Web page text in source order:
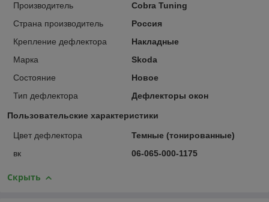
Производитель
Cobra Tuning
Страна производитель
Россия
Крепление дефлектора
Накладные
Марка
Skoda
Состояние
Новое
Тип дефлектора
Дефлекторы окон
Пользовательские характеристики
Цвет дефлектора
Темные (тонированные)
вк
06-065-000-1175
Скрыть